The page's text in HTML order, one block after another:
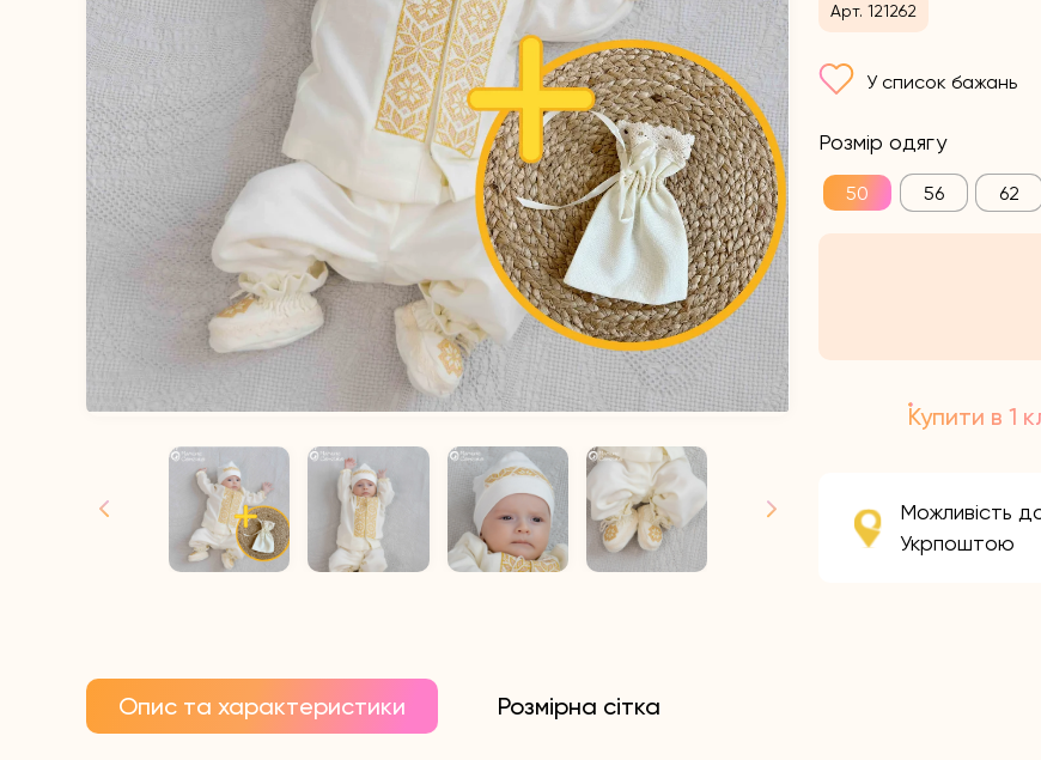
Арт. 121262
У список бажань
Розмір одягу
50 56 62
Купити в 1
Можливість
Укрпоштою
Опис та характеристики Розмірна сітка